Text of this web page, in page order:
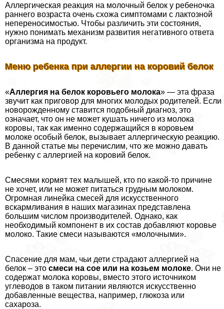
Аллергическая реакция на молочный белок у ребеночка
раннего возраста очень схожа симптомами с лактозной
непереносимостью. Чтобы различить эти состояния,
нужно понимать механизм развития негативного ответа
организма на продукт.
Меню ребенка при аллергии на коровий белок
«Аллергия на белок коровьего молока» — эта фраза
звучит как приговор для многих молодых родителей. Если
новорожденному ставится подобный диагноз, это
означает, что он не может кушать ничего из молока
коровы, так как именно содержащийся в коровьем
молоке особый белок, вызывает аллергическую реакцию.
В данной статье мы перечислим, что же можно давать
ребенку с аллергией на коровий белок.
Смесями кормят тех малышей, кто по какой-то причине
не хочет, или не может питаться грудным молоком.
Огромная линейка смесей для искусственного
вскармливания в наших магазинах представлена
большим числом производителей. Однако, как
необходимый компонент в их состав добавляют коровье
молоко. Такие смеси называются «молочными».
Спасение для мам, чьи дети страдают аллергией на
белок – это смеси на сое или на козьем молоке. Они не
содержат молока коровы, вместо этого источником
углеводов в таком питании являются искусственно
добавленные вещества, например, глюкоза или
сахароза.